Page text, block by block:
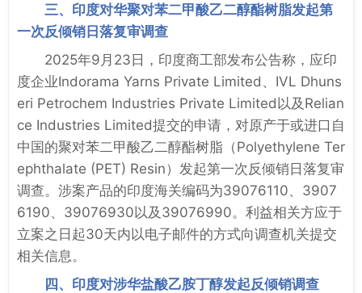
三、印度对华聚对苯二甲酸乙二醇酯树脂发起第
一次反倾销日落复审调查
2025年9月23日，印度商工部发布公告称，应印
度企业Indorama Yarns Private Limited、IVL Dhuns
eri Petrochem Industries Private Limited以及Relian
ce Industries Limited提交的申请，对原产于或进口自
中国的聚对苯二甲酸乙二醇酯树脂（Polyethylene Ter
ephthalate (PET) Resin）发起第一次反倾销日落复审
调查。涉案产品的印度海关编码为39076110、3907
6190、39076930以及39076990。利益相关方应于
立案之日起30天内以电子邮件的方式向调查机关提交
相关信息。
四、印度对涉华盐酸乙胺丁醇发起反倾销调查